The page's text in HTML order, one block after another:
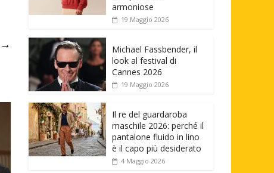
→
armoniose
19 Maggio 2026
Michael Fassbender, il
look al festival di
Cannes 2026
19 Maggio 2026
Il re del guardaroba
maschile 2026: perché il
pantalone fluido in lino
è il capo più desiderato
4 Maggio 2026